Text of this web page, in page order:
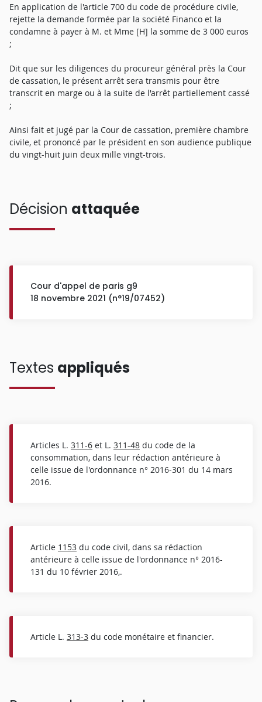
En application de l'article 700 du code de procédure civile,
rejette la demande formée par la société Financo et la
condamne à payer à M. et Mme [H] la somme de 3 000 euros
;
Dit que sur les diligences du procureur général près la Cour
de cassation, le présent arrêt sera transmis pour être
transcrit en marge ou à la suite de l'arrêt partiellement cassé
;
Ainsi fait et jugé par la Cour de cassation, première chambre
civile, et prononcé par le président en son audience publique
du vingt-huit juin deux mille vingt-trois.
Décision attaquée
Cour d'appel de paris g9
18 novembre 2021 (n°19/07452)
Textes appliqués
Articles L. 311-6 et L. 311-48 du code de la
consommation, dans leur rédaction antérieure à
celle issue de l'ordonnance n° 2016-301 du 14 mars
2016.
Article 1153 du code civil, dans sa rédaction
antérieure à celle issue de l'ordonnance n° 2016-
131 du 10 février 2016,.
Article L. 313-3 du code monétaire et financier.